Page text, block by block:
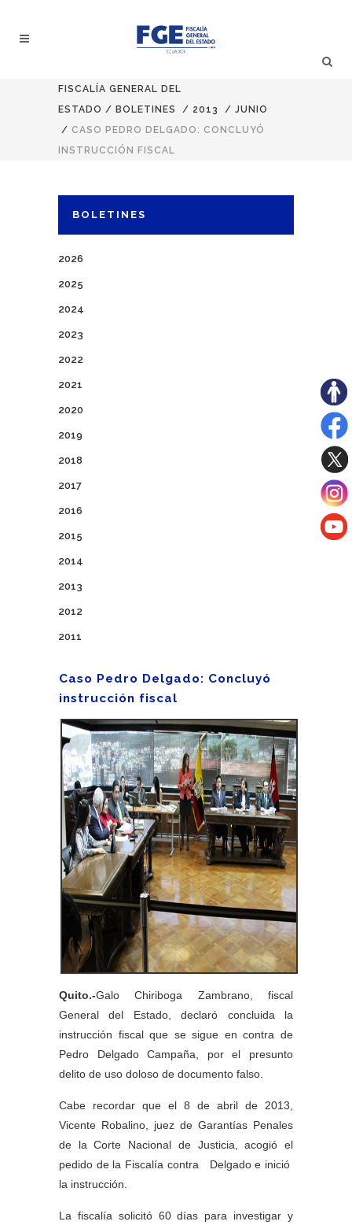
FISCALÍA GENERAL DEL
ESTADO / BOLETINES / 2013 / JUNIO
/ CASO PEDRO DELGADO: CONCLUYÓ
INSTRUCCIÓN FISCAL
BOLETINES
2026
2025
2024
2023
2022
2021
2020
2019
2018
2017
2016
2015
2014
2013
2012
2011
Caso Pedro Delgado: Concluyó
instrucción fiscal
Quito.-Galo Chiriboga Zambrano, fiscal
General del Estado, declaró concluida la
instrucción fiscal que se sigue en contra de
Pedro Delgado Campaña, por el presunto
delito de uso doloso de documento falso.
Cabe recordar que el 8 de abril de 2013,
Vicente Robalino, juez de Garantías Penales
de la Corte Nacional de Justicia, acogió el
pedido de la Fiscalía contra Delgado e inició
la instrucción.
La fiscalía solicitó 60 días para investigar y